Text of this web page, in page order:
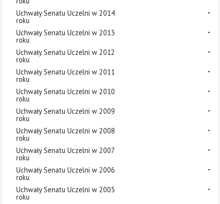
Uchwały Senatu Uczelni w 2014
roku
Uchwały Senatu Uczelni w 2013
roku
Uchwały Senatu Uczelni w 2012
roku
Uchwały Senatu Uczelni w 2011
roku
Uchwały Senatu Uczelni w 2010
roku
Uchwały Senatu Uczelni w 2009
roku
Uchwały Senatu Uczelni w 2008
roku
Uchwały Senatu Uczelni w 2007
roku
Uchwały Senatu Uczelni w 2006
roku
Uchwały Senatu Uczelni w 2005
roku